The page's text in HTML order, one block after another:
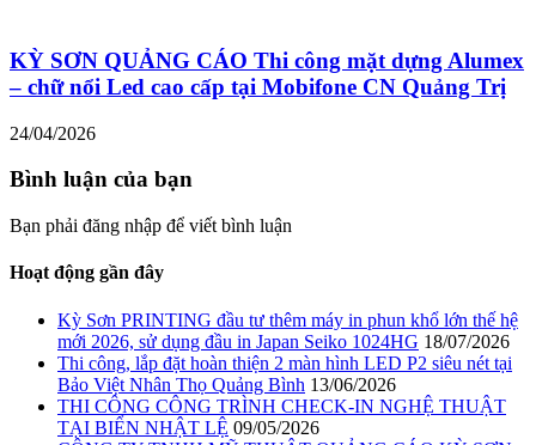
KỲ SƠN QUẢNG CÁO Thi công mặt dựng Alumex
– chữ nổi Led cao cấp tại Mobifone CN Quảng Trị
24/04/2026
Bình luận của bạn
Bạn phải đăng nhập để viết bình luận
Hoạt động gần đây
Kỳ Sơn PRINTING đầu tư thêm máy in phun khổ lớn thế hệ
mới 2026, sử dụng đầu in Japan Seiko 1024HG 18/07/2026
Thi công, lắp đặt hoàn thiện 2 màn hình LED P2 siêu nét tại
Bảo Việt Nhân Thọ Quảng Bình 13/06/2026
THI CÔNG CÔNG TRÌNH CHECK-IN NGHỆ THUẬT
TẠI BIỂN NHẬT LỆ 09/05/2026